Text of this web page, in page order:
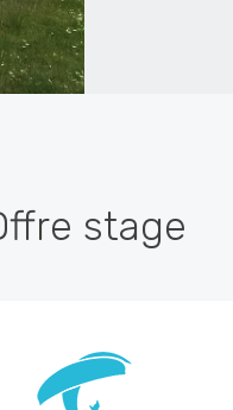
stage